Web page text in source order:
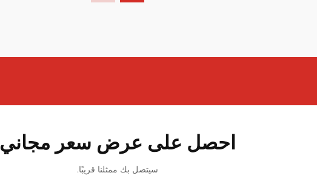
احصل على عرض سعر مجاني
سيتصل بك ممثلنا قريبًا.